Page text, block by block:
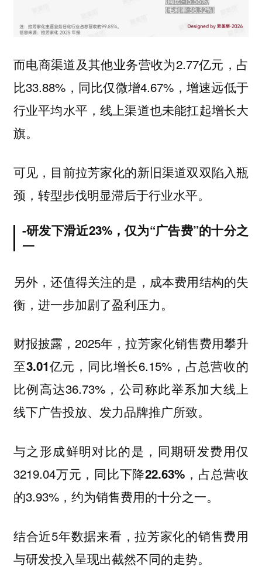
而电商渠道及其他业务营收为2.77亿元，占
比33.88%，同比仅微增4.67%，增速远低于
行业平均水平，线上渠道也未能扛起增长大
旗。
可见，目前拉芳家化的新旧渠道双双陷入瓶
颈，转型步伐明显滞后于行业水平。
-研发下滑近23%，仅为“广告费”的十分之
一
另外，还值得关注的是，成本费用结构的失
衡，进一步加剧了盈利压力。
财报披露，2025年，拉芳家化销售费用攀升
至3.01亿元 ，同比增长6.15%，占总营收的
比例高达36.73%，公司称此举系加大线上
线下广告投放、发力品牌推广所致。
与之形成鲜明对比的是，同期研发费用仅
3219.04万元，同比下降22.63% ，占总营收
的3.93%，约为销售费用的十分之一。
结合近5年数据来看，拉芳家化的销售费用
与研发投入呈现出截然不同的走势。